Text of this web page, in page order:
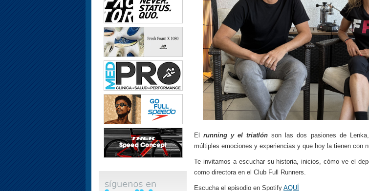
Elrunning y el triatlón son las dos pasiones de
múltiples emociones y experiencias y que hoy la tienen con
Te invitamos a escuchar su historia, inicios, cómo ve el
como directora en el Club Full Runners.
Escucha el episodio en Spotify AQUÍ